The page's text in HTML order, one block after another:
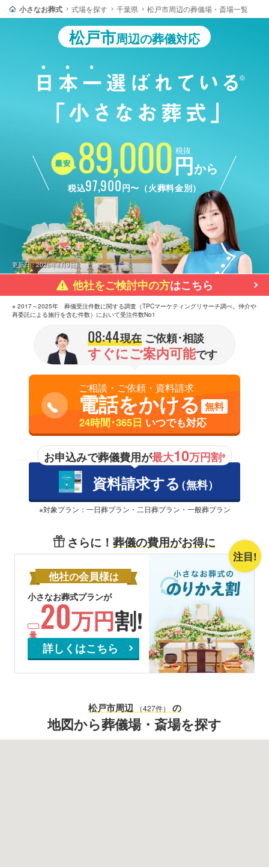
小さなお葬式 式場を探す 千葉県 松戸市周辺の葬儀場・斎場一覧
松戸市周辺の葬儀対応
89,000 税抜
円から
税込97,900円〜（火葬料金別）
更新日：2026年8月9日
他社をご検討中の方はこちら
※ 2017～2025年 葬儀受注件数に関する調査（TPCマーケティングリサーチ調べ。仲介や
再委託による施行を含む件数）において受注件数No1
08:44現在ご依頼･相談
すぐにご案内可能です
ご相談・ご依頼・資料請求
電話をかける 無料
24時間･365日 いつでも対応
お申込みで葬儀費用が最大10万円割※
資料請求する（無料）
※対象プラン：一日葬プラン・二日葬プラン・一般葬プラン
さらに！葬儀の費用がお得に
注目!
他社の会員様は
小さなお葬式プランが
20万円割!
詳しくはこちら
松戸市周辺 （427件） の
地図から葬儀場・斎場を探す